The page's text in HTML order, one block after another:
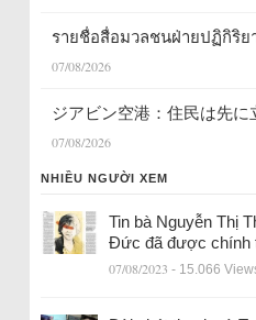
รายชื่อสื่อมวลชนฝ่ายปฏิกิริย
07/08/2026
ジアビン空港：住民は先に
07/08/2026
NHIỀU NGƯỜI XEM
Tin bà Nguyễn Thị
Đức đã được chính
07/08/2023 - 15.066